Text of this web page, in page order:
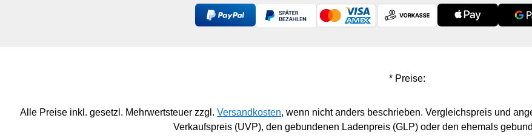
* Preise:
Alle Preise inkl. gesetzl. Mehrwertsteuer zzgl. Versandkosten, wenn nicht anders beschrieben. Vergleichspreis und
Verkaufspreis (UVP), den gebundenen Ladenpreis (GLP) oder den ehemals